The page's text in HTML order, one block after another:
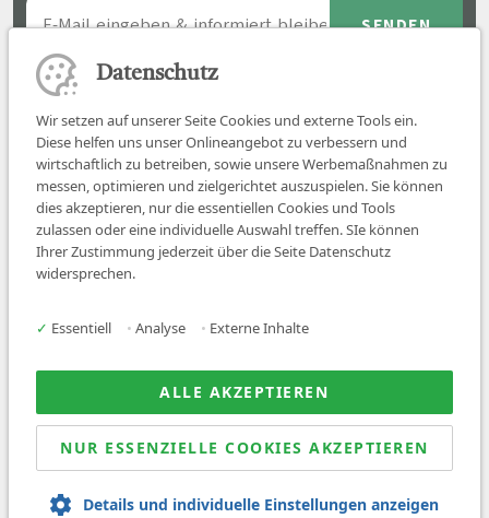
Job finden
Über uns
News
© 2026 Sanovetis. All rights reserved.
Datenschutz
Wir setzen auf unserer Seite Cookies und externe Tools ein.
Diese helfen uns unser Onlineangebot zu verbessern und
wirtschaftlich zu betreiben, sowie unsere Werbemaßnahmen zu
messen, optimieren und zielgerichtet auszuspielen. Sie können
dies akzeptieren, nur die essentiellen Cookies und Tools
zulassen oder eine individuelle Auswahl treffen. SIe können
Ihrer Zustimmung jederzeit über die Seite Datenschutz
widersprechen.
✓ Essentiell • Analyse • Externe Inhalte
ALLE AKZEPTIEREN
NUR ESSENZIELLE COOKIES AKZEPTIEREN
Details und individuelle Einstellungen anzeigen